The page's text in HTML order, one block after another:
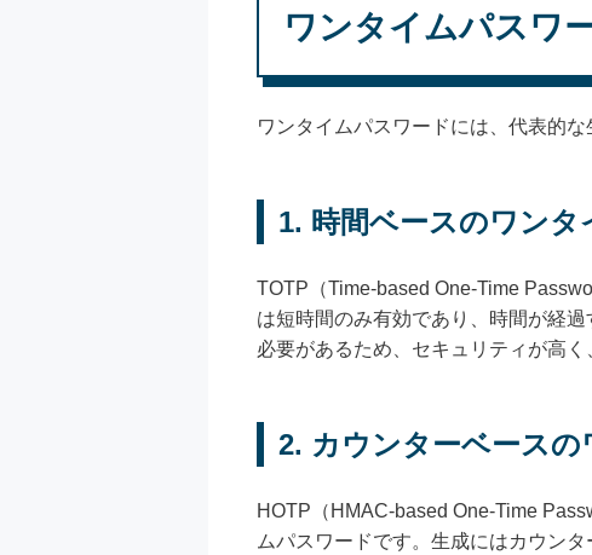
ワンタイムパスワ
ワンタイムパスワードには、代表的な
1. 時間ベースのワンタ
TOTP（Time-based One-Time
は短時間のみ有効であり、時間が経
必要があるため、セキュリティが高
2. カウンターベースの
HOTP（HMAC-based One-Time
ムパスワードです。生成にはカウン